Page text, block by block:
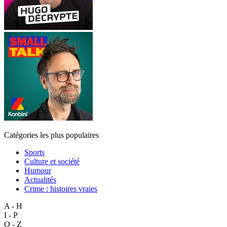
Catégories les plus populaires
Sports
Culture et société
Humour
Actualités
Crime : histoires vraies
A - H
I - P
Q - Z